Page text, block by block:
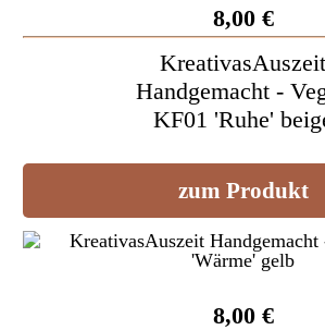
8,00 €
KreativasAuszeit
Handgemacht -
KF01 'Ruhe'
zum Produkt
8,00 €